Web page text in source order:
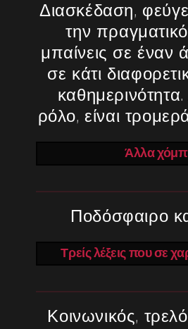
Διασκέδαση,
την
μπαίνεις σε έναν
σε κάτι
ρόλο, είναι
Άλλα
Ποδόσφαιρο
Τρείς λέξεις που σε
Κοινωνικός,